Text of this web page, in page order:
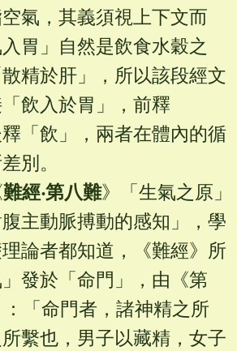
氣，其義須視上下文而
胃」自然是飲食水穀之
精於肝」，所以該段經文
飲入於胃」，前釋
釋「飲」，兩者在體內的循
別。
難經‧第八難》「生氣之原」
主動脈搏動的感知」，學
論者都知道，《難經》所
發於「命門」，由《第
「命門者，諸神精之所
繫也，男子以藏精，女子